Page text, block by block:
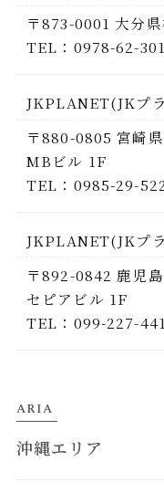
〒873-0001 大分
TEL：0978-62-
JKPLANET(JKプ
〒880-0805 宮崎
MBビル 1F
TEL：0985-29-
JKPLANET(JKプ
〒892-0842 鹿児
セピアビル 1F
TEL：099-227-
ARIA
沖縄エリア